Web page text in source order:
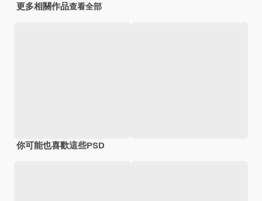
更多相關作品查看全部
你可能也喜歡這些PSD